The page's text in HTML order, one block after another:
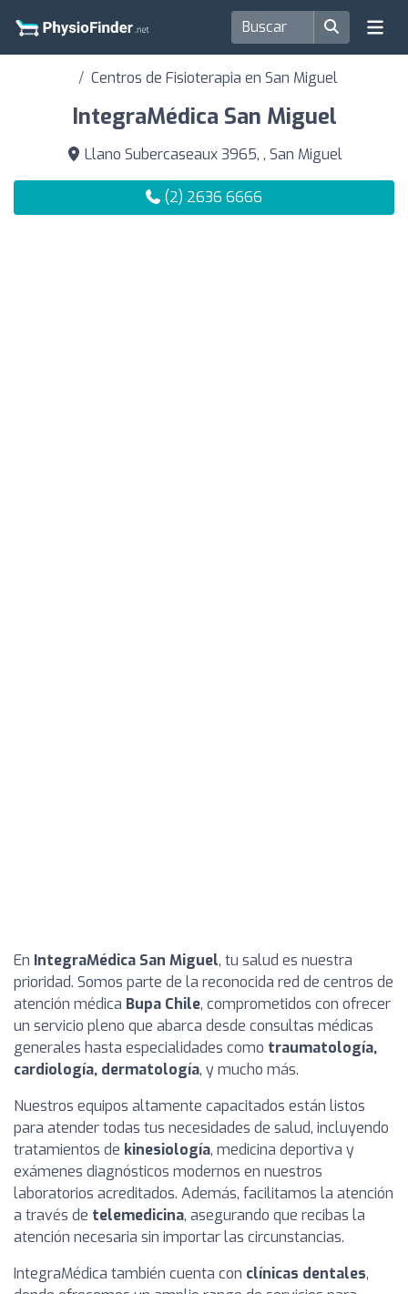
Centros de Fisioterapia en San Miguel
IntegraMédica San Miguel
Llano Subercaseaux 3965, , San Miguel
(2) 2636 6666
En IntegraMédica San Miguel, tu salud es nuestra
prioridad. Somos parte de la reconocida red de centros de
atención médica Bupa Chile, comprometidos con ofrecer
un servicio pleno que abarca desde consultas médicas
generales hasta especialidades como traumatología,
cardiología, dermatología, y mucho más.
Nuestros equipos altamente capacitados están listos
para atender todas tus necesidades de salud, incluyendo
tratamientos de kinesiología, medicina deportiva y
exámenes diagnósticos modernos en nuestros
laboratorios acreditados. Además, facilitamos la atención
a través de telemedicina, asegurando que recibas la
atención necesaria sin importar las circunstancias.
IntegraMédica también cuenta con clínicas dentales,